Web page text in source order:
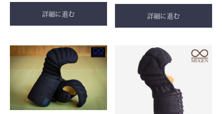
詳細に進む 詳細に進む